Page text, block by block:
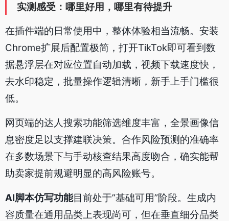
实测感受：哪里好用，哪里有待提升
在插件端的日常使用中，整体体验相当流畅。安装
Chrome扩展后配置极简，打开TikTok即可看到数
据悬浮层在对应位置自动加载，视频下载速度快，
去水印稳定，批量操作逻辑清晰，新手上手门槛很
低。
网页端的达人搜索功能筛选维度丰富，全景画像信
息密度足以支撑建联决策。合作风险预测的准确率
在多数场景下与手动核查结果高度吻合，确实能帮
助卖家提前规避明显的高风险账号。
AI脚本仿写功能目前处于”基础可用”阶段。生成内
容质量在通用品类上表现尚可，但在垂直细分品类